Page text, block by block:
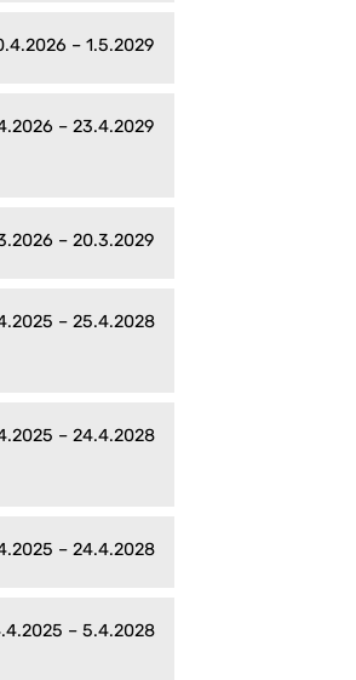
– 1.5.2029
– 23.4.2029
– 20.3.2029
– 25.4.2028
– 24.4.2028
– 24.4.2028
– 5.4.2028